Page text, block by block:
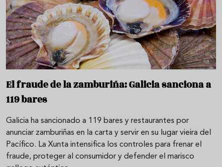
El fraude de la zamburiña: Galicia sanciona a
119 bares
Galicia ha sancionado a 119 bares y restaurantes por
anunciar zamburiñas en la carta y servir en su lugar vieira del
Pacífico. La Xunta intensifica los controles para frenar el
fraude, proteger al consumidor y defender el marisco